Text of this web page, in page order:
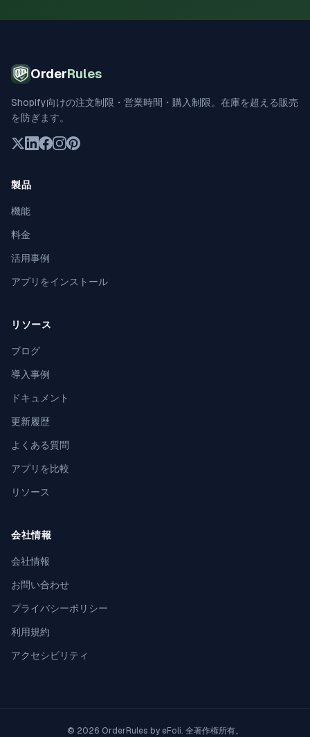
OrderRules
Shopify向けの注文制限・営業時間・購入制限。在庫を超える販売
を防ぎます。
製品
機能
料金
活用事例
アプリをインストール
リソース
ブログ
導入事例
ドキュメント
更新履歴
よくある質問
アプリを比較
リソース
会社情報
会社情報
お問い合わせ
プライバシーポリシー
利用規約
アクセシビリティ
© 2026 OrderRules by eFoli . 全著作権所有。